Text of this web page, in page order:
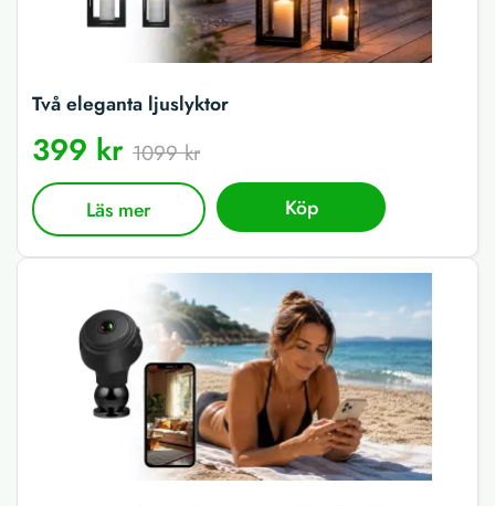
Två eleganta ljuslyktor
399 kr 1099 kr
Läs mer Köp